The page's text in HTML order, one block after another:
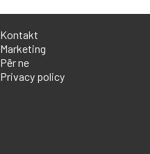
Kontakt
Marketing
Për ne
Privacy policy